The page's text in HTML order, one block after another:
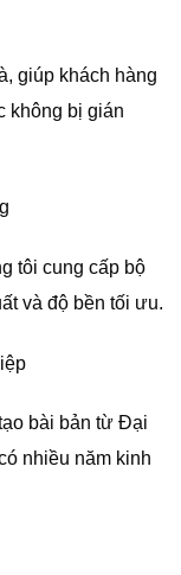
giúp khách hàng
không bị gián
tôi cung cấp bộ
và độ bền tối ưu.
bài bản từ Đại
nhiều năm kinh